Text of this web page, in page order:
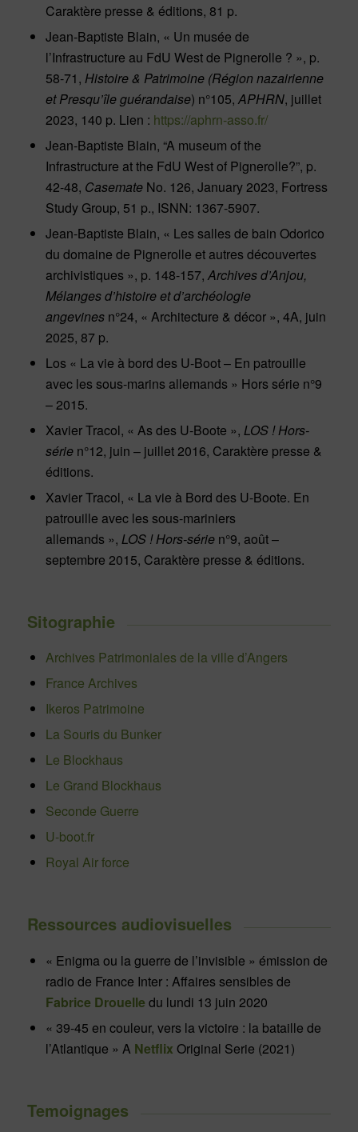
Caraktère presse & éditions, 81 p.
Jean-Baptiste Blain, « Un musée de
l’Infrastructure au FdU West de Pignerolle ? », p.
58-71, Histoire & Patrimoine (Région nazairienne
et Presqu’île guérandaise) n°105, APHRN, juillet
2023, 140 p. Lien : https://aphrn-asso.fr/
Jean-Baptiste Blain, “A museum of the
Infrastructure at the FdU West of Pignerolle?”, p.
42-48, CasemateNo. 126, January 2023, Fortress
Study Group, 51 p., ISNN: 1367-5907.
Jean-Baptiste Blain, « Les salles de bain Odorico
du domaine de Pignerolle et autres découvertes
archivistiques », p. 148-157, Archives d’Anjou,
Mélanges d’histoire et d’archéologie
angevinesn°24, « Architecture & décor », 4A, juin
2025, 87 p.
Los « La vie à bord des U-Boot – En patrouille
avec les sous-marins allemands » Hors série n°9
– 2015.
Xavier Tracol, « As des U-Boote », LOS !Hors-
sérien°12, juin – juillet 2016, Caraktère presse &
éditions.
Xavier Tracol, « La vie à Bord des U-Boote. En
patrouille avec les sous-mariniers
allemands », LOS ! Hors-série n°9, août –
septembre 2015, Caraktère presse & éditions.
Sitographie
Archives Patrimoniales de la ville d’Angers
France Archives
Ikeros Patrimoine
La Souris du Bunker
Le Blockhaus
Le Grand Blockhaus
Seconde Guerre
U-boot.fr
Royal Air force
Ressources audiovisuelles
« Enigma ou la guerre de l’invisible » émission de
radio de France Inter : Affaires sensibles de
Fabrice Drouelle du lundi 13 juin 2020
« 39-45 en couleur, vers la victoire : la bataille de
l’Atlantique » A Netflix Original Serie (2021)
Temoignages